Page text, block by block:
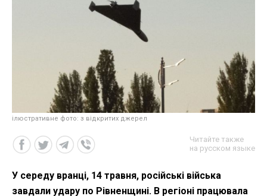
ілюстративне фото: з відкритих джерел
Читайте также
на русском языке
У середу вранці, 14 травня, російські війська
завдали удару по Рівненщині. В регіоні працювала